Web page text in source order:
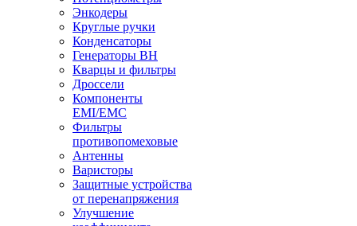
Энкодеры
Круглые ручки
Конденсаторы
Генераторы ВН
Кварцы и фильтры
Дроссели
Компоненты
EMI/EMC
Фильтры
противопомеховые
Антенны
Варисторы
Защитные устройства
от перенапряжения
Улучшение